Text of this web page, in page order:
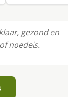
gezond en
noedels.